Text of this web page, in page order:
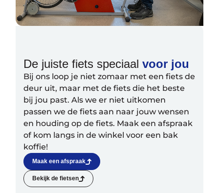
De juiste fiets speciaal voor jou
Bij ons loop je niet zomaar met een fiets de
deur uit, maar met de fiets die het beste
bij jou past. Als we er niet uitkomen
passen we de fiets aan naar jouw wensen
en houding op de fiets. Maak een afspraak
of kom langs in de winkel voor een bak
koffie!
Maak een afspraak
Bekijk de fietsen